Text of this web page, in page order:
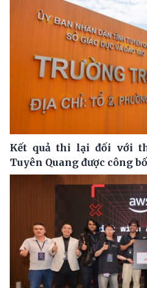
Kết quả thi lại đối với
Tuyên Quang được công